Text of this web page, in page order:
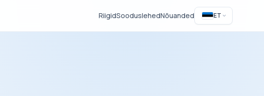
RiigidSooduslehedNõuanded ET